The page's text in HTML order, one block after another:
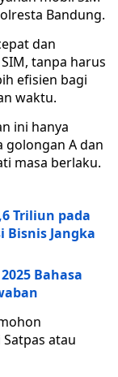
Bandung.
dan
tanpa harus
efisien bagi
waktu.
ini hanya
golongan A dan
masa berlaku.
Triliun pada
Bisnis Jangka
Bahasa
atau